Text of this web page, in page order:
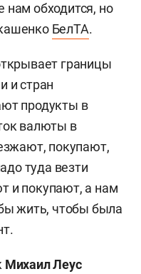
обходится, но
БелТА.
границы
и стран
продукты в
валюты в
покупают,
туда везти
и покупают, а нам
жить, чтобы была
Михаил Леус